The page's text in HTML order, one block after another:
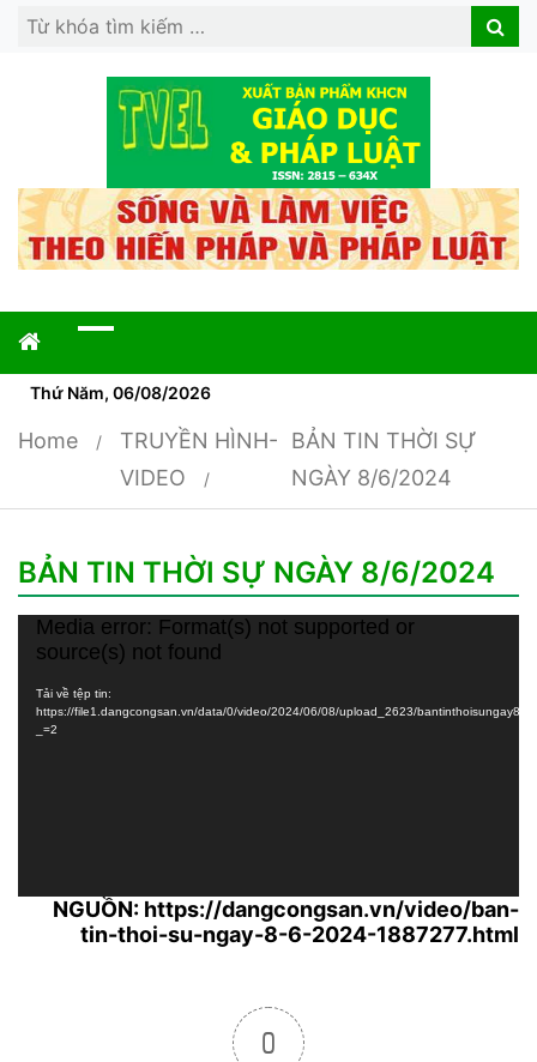
Search
Search
Thứ Năm, 06/08/2026
Home
TRUYỀN HÌNH-
VIDEO
BẢN TIN THỜI SỰ
NGÀY 8/6/2024
BẢN TIN THỜI SỰ NGÀY 8/6/2024
Trình
chơi
Video
Media error: Format(s) not supported or
source(s) not found
Tải về tệp tin:
https://file1.dangcongsan.vn/data/0/video/2024/06/08/upload_2623/
_=2
NGUỒN: https://dangcongsan.vn/video/ban-
tin-thoi-su-ngay-8-6-2024-1887277.html
0